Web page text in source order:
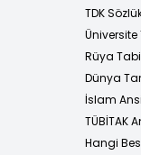
TDK
Üniversite
Rüya
Dünya
İslam
TÜBİTAK
Hangi